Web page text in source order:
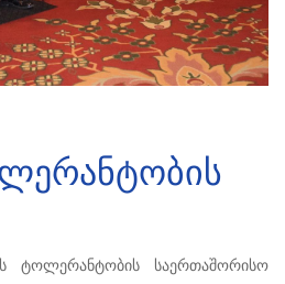
ტოლერანტობის საერთაშორისო